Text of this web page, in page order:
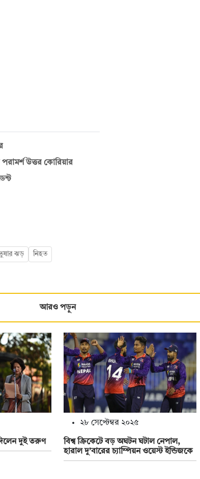
উত্তর কোরিয়ার
ঝড় নিহত
আরও পড়ুন
দুই তরুণ
২৮ সেপ্টেম্বর ২০২৫
বিশ্ব ক্রিকেটে বড় অঘটন ঘটাল নেপাল,
হারাল দু’বারের চ্যাম্পিয়ন ওয়েস্ট ইন্ডিজকে